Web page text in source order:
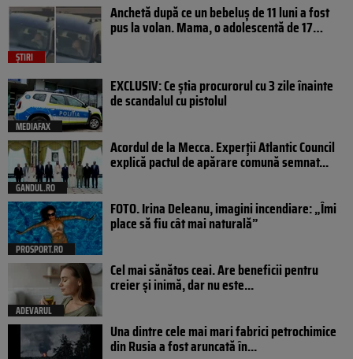
ȘTIRI
Anchetă după ce un bebeluș de 11 luni a fost
pus la volan. Mama, o adolescentă de 17…
MEDIAFAX
EXCLUSIV: Ce știa procurorul cu 3 zile înainte
de scandalul cu pistolul
GANDUL.RO
Acordul de la Mecca. Experții Atlantic Council
explică pactul de apărare comună semnat...
PROSPORT.RO
FOTO. Irina Deleanu, imagini incendiare: „Îmi
place să fiu cât mai naturală”
ADEVARUL
Cel mai sănătos ceai. Are beneficii pentru
creier și inimă, dar nu este...
Una dintre cele mai mari fabrici petrochimice
din Rusia a fost aruncată în...